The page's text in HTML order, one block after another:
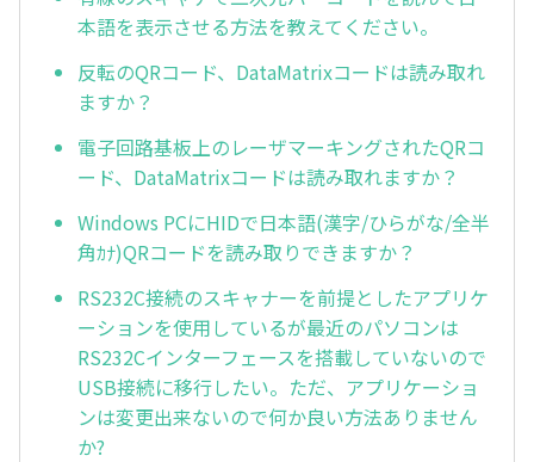
本語を表示させる方法を教えてください。
反転のQRコード、DataMatrixコードは読み取れ
ますか？
電子回路基板上のレーザマーキングされたQRコ
ード、DataMatrixコードは読み取れますか？
Windows PCにHIDで日本語(漢字/ひらがな/全半
角ｶﾅ)QRコードを読み取りできますか？
RS232C接続のスキャナーを前提としたアプリケ
ーションを使用しているが最近のパソコンは
RS232Cインターフェースを搭載していないので
USB接続に移行したい。ただ、アプリケーショ
ンは変更出来ないので何か良い方法ありません
か?